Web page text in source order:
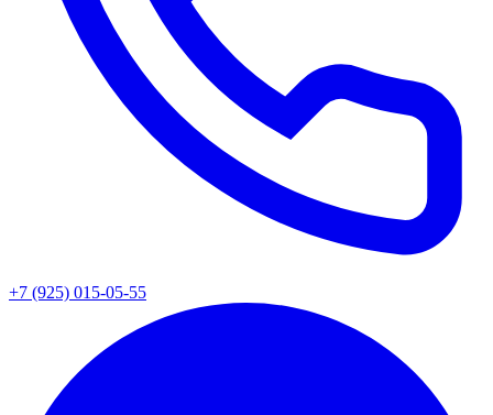
+7 (925) 015-05-55